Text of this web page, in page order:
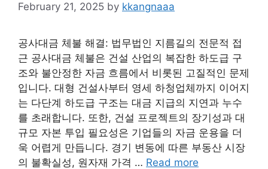
February 21, 2025 by kkangnaaa
공사대금 체불 해결: 법무법인 지름길의 전문적 접
근 공사대금 체불은 건설 산업의 복잡한 하도급 구
조와 불안정한 자금 흐름에서 비롯된 고질적인 문제
입니다. 대형 건설사부터 영세 하청업체까지 이어지
는 다단계 하도급 구조는 대금 지급의 지연과 누수
를 초래합니다. 또한, 건설 프로젝트의 장기성과 대
규모 자본 투입 필요성은 기업들의 자금 운용을 더
욱 어렵게 만듭니다. 경기 변동에 따른 부동산 시장
의 불확실성, 원자재 가격 … Read more